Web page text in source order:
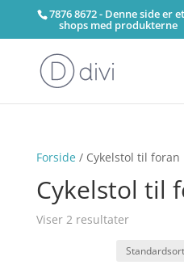
7876 8672 - Denne side
shops med produkterne
Forside/ Cykelstol til foran
Cykelstol til
Viser 2 resultater